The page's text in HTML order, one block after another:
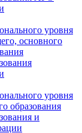
уровня
основного
уровня
образования
и